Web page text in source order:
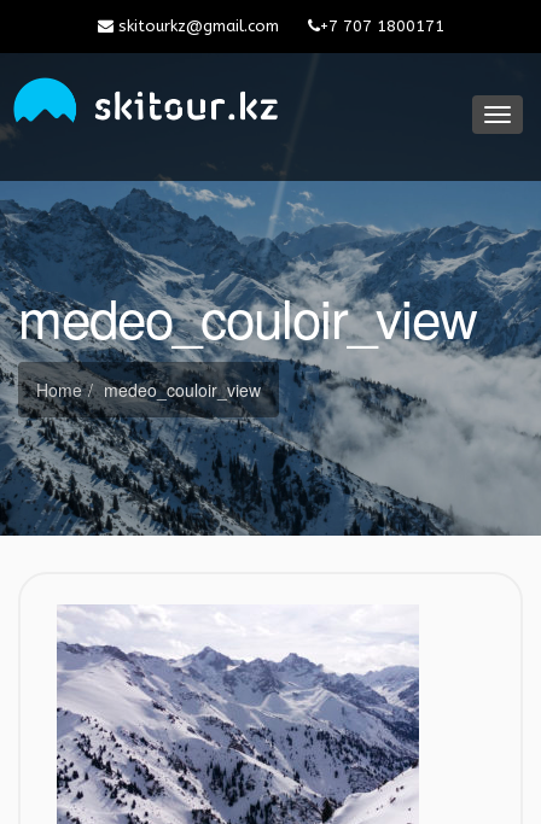
skitourkz@gmail.com +7 707 1800171
medeo_couloir_view
Home medeo_couloir_view